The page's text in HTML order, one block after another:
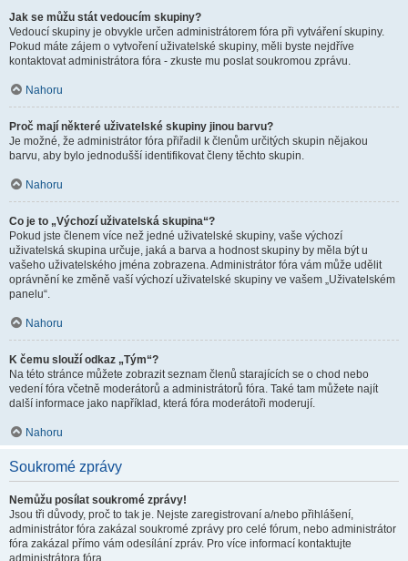
Jak se můžu stát vedoucím skupiny?
Vedoucí skupiny je obvykle určen administrátorem fóra při vytváření skupiny.
Pokud máte zájem o vytvoření uživatelské skupiny, měli byste nejdříve
kontaktovat administrátora fóra - zkuste mu poslat soukromou zprávu.
Nahoru
Proč mají některé uživatelské skupiny jinou barvu?
Je možné, že administrátor fóra přiřadil k členům určitých skupin nějakou
barvu, aby bylo jednodušší identifikovat členy těchto skupin.
Nahoru
Co je to „Výchozí uživatelská skupina“?
Pokud jste členem více než jedné uživatelské skupiny, vaše výchozí
uživatelská skupina určuje, jaká a barva a hodnost skupiny by měla být u
vašeho uživatelského jména zobrazena. Administrátor fóra vám může udělit
oprávnění ke změně vaší výchozí uživatelské skupiny ve vašem „Uživatelském
panelu“.
Nahoru
K čemu slouží odkaz „Tým“?
Na této stránce můžete zobrazit seznam členů starajících se o chod nebo
vedení fóra včetně moderátorů a administrátorů fóra. Také tam můžete najít
další informace jako například, která fóra moderátoři moderují.
Nahoru
Soukromé zprávy
Nemůžu posílat soukromé zprávy!
Jsou tři důvody, proč to tak je. Nejste zaregistrovaní a/nebo přihlášení,
administrátor fóra zakázal soukromé zprávy pro celé fórum, nebo administrátor
fóra zakázal přímo vám odesílání zpráv. Pro více informací kontaktujte
administrátora fóra.